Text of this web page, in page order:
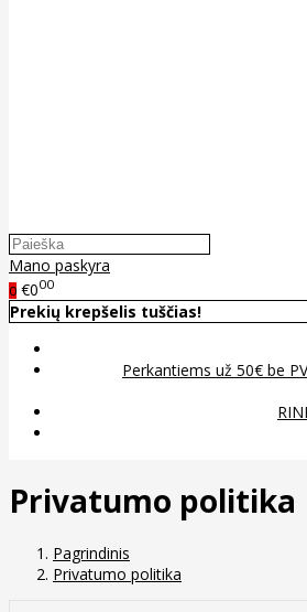
Mano paskyra
0 €000
Prekių krepšelis tuščias!
Perkantiems už 50€ be
Privatumo politika
Pagrindinis
Privatumo politika